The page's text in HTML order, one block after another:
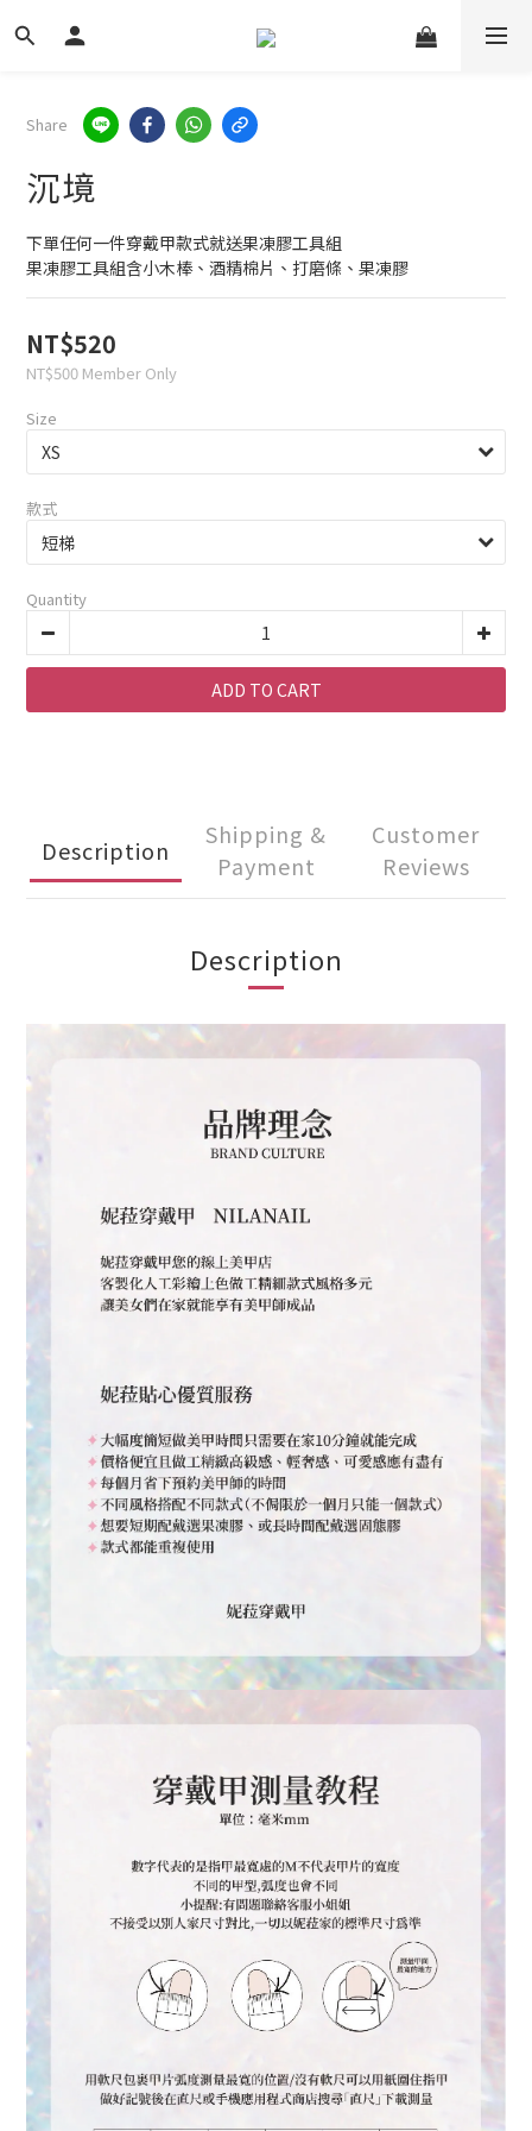
Share
沉境
下單任何一件穿戴甲款式就送果凍膠工具組
果凍膠工具組含小木棒、酒精棉片、打磨條、果凍膠
NT$520
NT$500 Member Only
Size
款式
Quantity
ADD TO CART
Description
Shipping &
Payment
Customer
Reviews
Description